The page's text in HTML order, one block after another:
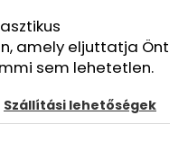
amely eljuttatja Önt
sem lehetetlen.
Szállítási lehetőségek